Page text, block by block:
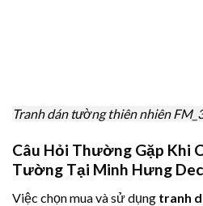
Tranh dán tường thiên nhiên
Câu Hỏi Thường Gặp Khi
Tường Tại Minh Hưng
Việc chọn mua và sử dụng tranh